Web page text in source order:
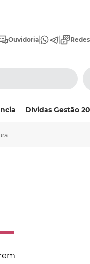
Ouvidoria
Dívidas Gestão